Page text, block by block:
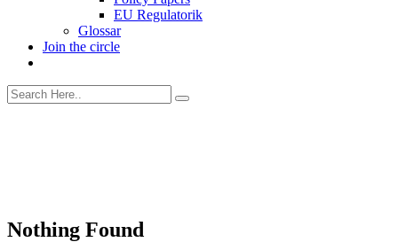
EU Regulatorik
Glossar
Join the circle
Nothing Found